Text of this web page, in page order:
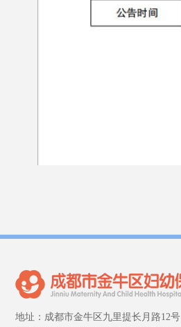
地址：成都市金牛区九里提长月路12号